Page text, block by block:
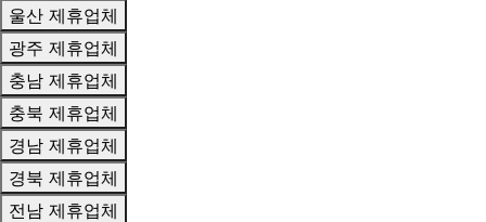
울산 제휴업체
광주 제휴업체
충남 제휴업체
충북 제휴업체
경남 제휴업체
경북 제휴업체
전남 제휴업체